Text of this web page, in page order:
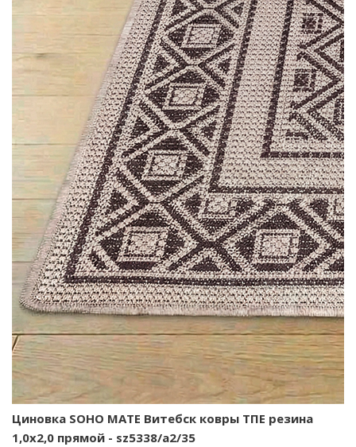
Циновка SOHO MATE Витебск ковры ТПЕ резина
1,0х2,0 прямой - sz5338/a2/35